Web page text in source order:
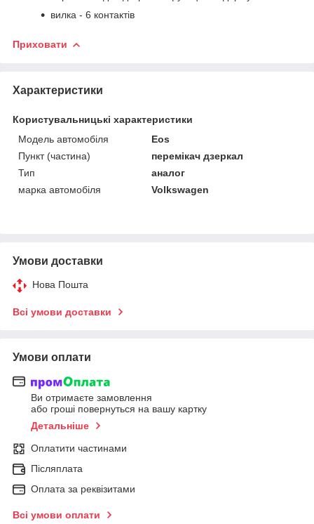
вилка - 6 контактів
Приховати
Характеристики
Користувальницькі характеристики
Модель автомобіля
Eos
Пункт (частина)
перемікач дзеркал
Тип
аналог
марка автомобіля
Volkswagen
Умови доставки
Нова Пошта
Всі умови доставки
Умови оплати
Ви отримаєте замовлення
або гроші повернуться на вашу картку
Детальніше
Оплатити частинами
Післяплата
Оплата за реквізитами
Всі умови оплати